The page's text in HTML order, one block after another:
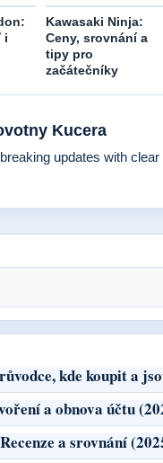
i
Kawasaki Ninja:
Ceny, srovnání a
tipy pro
začátečníky
Kucera
updates with clear
kde koupit a
a obnova účtu
a srovnání